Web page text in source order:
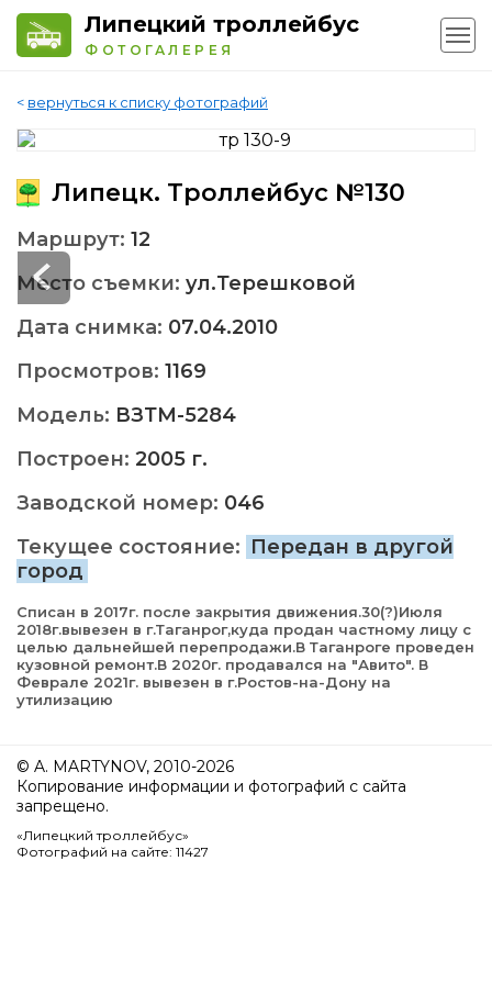
Липецкий троллейбус
ФОТОГАЛЕРЕЯ
< вернуться к списку фотографий
Липецк. Троллейбус №130
Маршрут: 12
Место съемки: ул.Терешковой
Дата снимка: 07.04.2010
Просмотров: 1169
Модель: ВЗТМ-5284
Построен: 2005 г.
Заводской номер: 046
Текущее состояние: Передан в другой
город
Списан в 2017г. после закрытия движения.30(?)Июля
2018г.вывезен в г.Таганрог,куда продан частному лицу с
целью дальнейшей перепродажи.В Таганроге проведен
кузовной ремонт.В 2020г. продавался на "Авито". В
Феврале 2021г. вывезен в г.Ростов-на-Дону на
утилизацию
© A. MARTYNOV, 2010-2026
Копирование информации и фотографий с сайта
запрещено.
«Липецкий троллейбус»
Фотографий на сайте: 11427